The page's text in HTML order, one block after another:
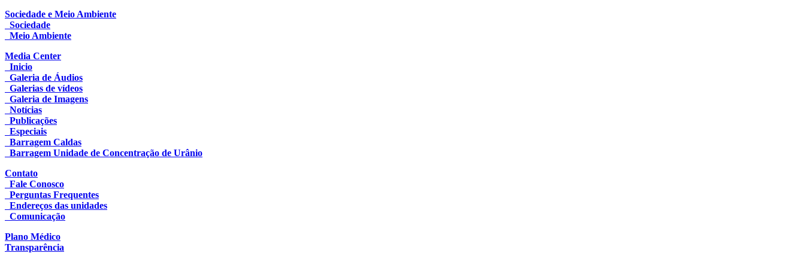
Sociedade e Meio Ambiente
Sociedade
Meio Ambiente
Media Center
Inicio
Galeria de Áudios
Galerias de vídeos
Galeria de Imagens
Notícias
Publicações
Especiais
Barragem Caldas
Barragem Unidade de Concentração de Urânio
Contato
Fale Conosco
Perguntas Frequentes
Endereços das unidades
Comunicação
Plano Médico
Transparência